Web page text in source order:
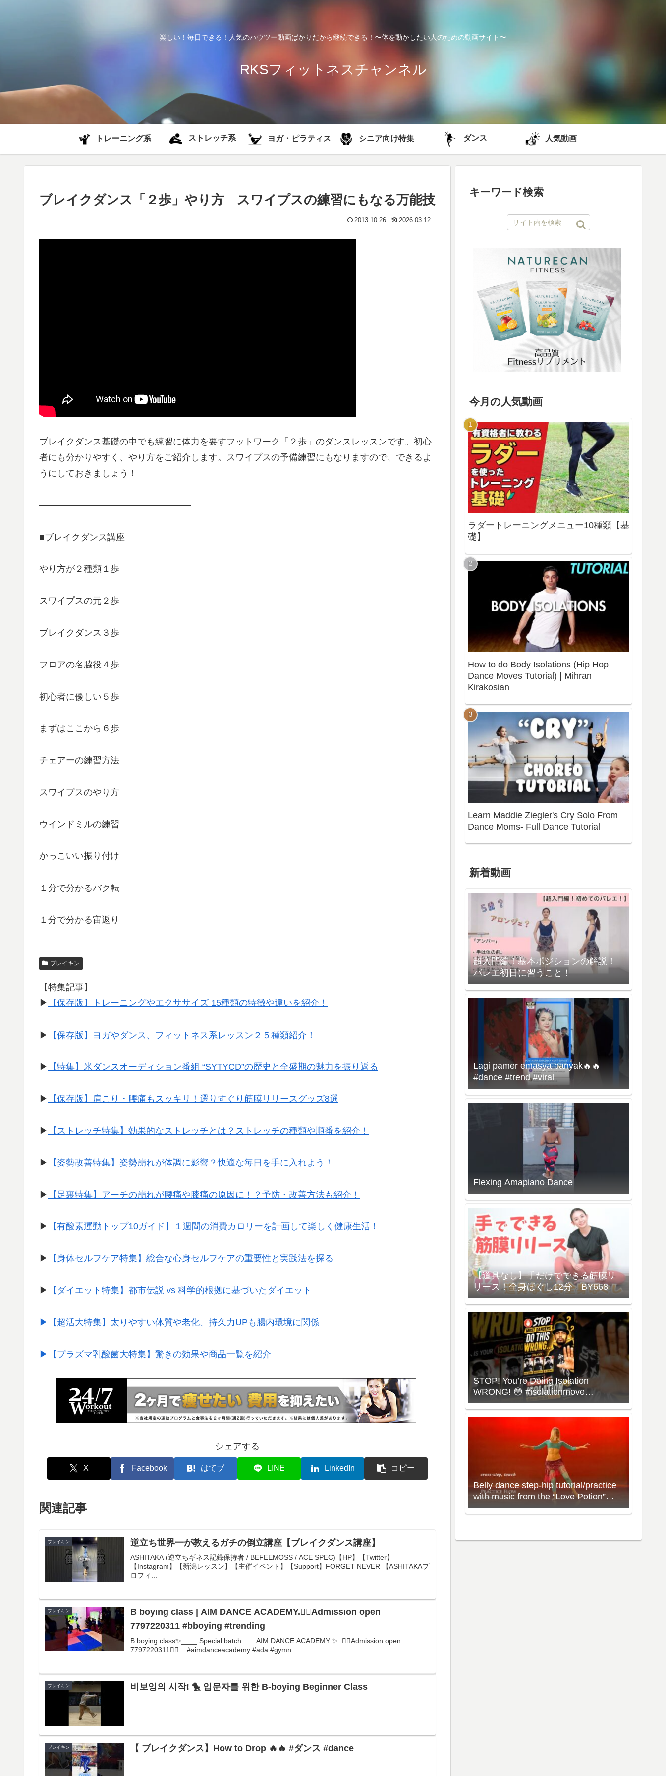
楽しい！毎日できる！人気のハウツー動画ばかりだから継続できる！〜体を動かしたい人のための動画サイト〜
RKSフィットネスチャンネル
トレーニング系 ストレッチ系 ヨガ・ピラティス シニア向け特集 ダンス 人気動画
ブレイクダンス「２歩」やり方 スワイプスの練習にもなる万能技
2013.10.26 2026.03.12
ブレイクダンス基礎の中でも練習に体力を要すフットワーク「２歩」のダンスレッスンです。初心
者にも分かりやすく、やり方をご紹介します。スワイプスの予備練習にもなりますので、できるよ
うにしておきましょう！
―――――――――――――――――
■ブレイクダンス講座
やり方が２種類１歩
スワイプスの元２歩
ブレイクダンス３歩
フロアの名脇役４歩
初心者に優しい５歩
まずはここから６歩
チェアーの練習方法
スワイプスのやり方
ウインドミルの練習
かっこいい振り付け
１分で分かるバク転
１分で分かる宙返り
ブレイキン
【特集記事】
▶︎
【保存版】トレーニングやエクササイズ 15種類の特徴や違いを紹介！
▶︎ 【保存版】ヨガやダンス、フィットネス系レッスン２５種類紹介！
▶︎ 【特集】米ダンスオーディション番組 “SYTYCD”の歴史と全盛期の魅力を振り返る
▶︎ 【保存版】肩こり・腰痛もスッキリ！選りすぐり筋膜リリースグッズ8選
▶︎ 【ストレッチ特集】効果的なストレッチとは？ストレッチの種類や順番を紹介！
▶︎ 【姿勢改善特集】姿勢崩れが体調に影響？快適な毎日を手に入れよう！
▶︎ 【足裏特集】アーチの崩れが腰痛や膝痛の原因に！？予防・改善方法も紹介！
▶︎ 【有酸素運動トップ10ガイド】１週間の消費カロリーを計画して楽しく健康生活！
▶︎ 【身体セルフケア特集】総合な心身セルフケアの重要性と実践法を探る
▶︎ 【ダイエット特集】都市伝説 vs 科学的根拠に基づいたダイエット
▶︎【超活大特集】太りやすい体質や老化、持久力UPも腸内環境に関係
▶︎【プラズマ乳酸菌大特集】驚きの効果や商品一覧を紹介
シェアする
X Facebook はてブ LINE LinkedIn コピー
関連記事
ブレイキン 逆立ち世界一が教えるガチの倒立講座【ブレイクダンス講座】
ASHITAKA (逆立ちギネス記録保持者 / BEFEEMOSS / ACE SPEC)【HP】【Twitter】
【Instagram】【新潟レッスン】【主催イベント】【Support】FORGET NEVER 【ASHITAKAプ
ロフィ...
ブレイキン
B boying class | AIM DANCE ACADEMY.👉🏻Admission open
7797220311 #bboying #trending
B boying class✨____ Special batch…....AIM DANCE ACADEMY ✨..👉🏻Admission open…
7797220311👈🏻....#aimdanceacademy #ada #gymn...
ブレイキン 비보잉의 시작! 🐤 입문자를 위한 B-boying Beginner Class
ブレイキン 【 ブレイクダンス】How to Drop 🔥🔥 #ダンス #dance
キーワード検索
今月の人気動画
ラダートレーニングメニュー10種類【基
礎】
How to do Body Isolations (Hip Hop
Dance Moves Tutorial) | Mihran
Kirakosian
Learn Maddie Ziegler's Cry Solo From
Dance Moms- Full Dance Tutorial
新着動画
超入門編！基本ポジションの解説！
バレエ初日に習うこと！
Lagi pamer emasya banyak🔥🔥
#dance #trend #viral
Flexing Amapiano Dance
【道具なし】手だけでできる筋膜リ
リース！全身ほぐし12分 BY668
STOP! You’re Doing Isolation
WRONG! 😳 #isolationmove
#animationdance #poppingdance
Belly dance step-hip tutorial/practice
with music from the “Love Potion”
Workout with Neon